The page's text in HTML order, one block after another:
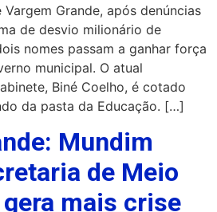
Grande, após denúncias
de desvio milionário de
nomes passam a ganhar força
municipal. O atual
Biné Coelho, é cotado
da pasta da Educação. […]
Mundim
de Meio
mais crise